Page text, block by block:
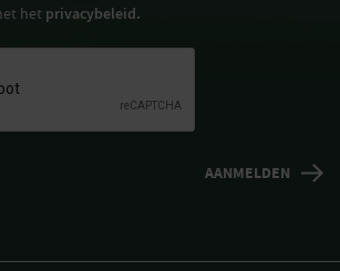
het privacybeleid.